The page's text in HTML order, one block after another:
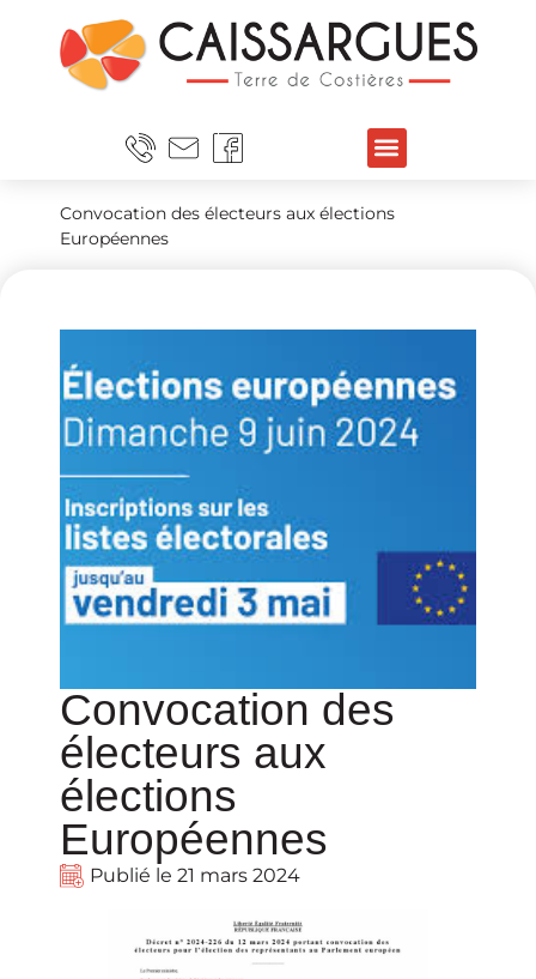
Convocation des électeurs aux élections
Européennes
Convocation des
électeurs aux
élections
Européennes
Publié le 21 mars 2024